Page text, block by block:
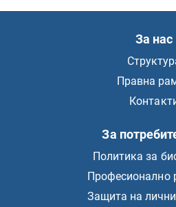
За нас
Правна
За
Политика за
Професионално
Защита на